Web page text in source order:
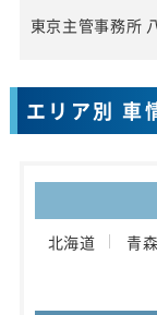
東京主管事務所
エリア別 車
北海道 青